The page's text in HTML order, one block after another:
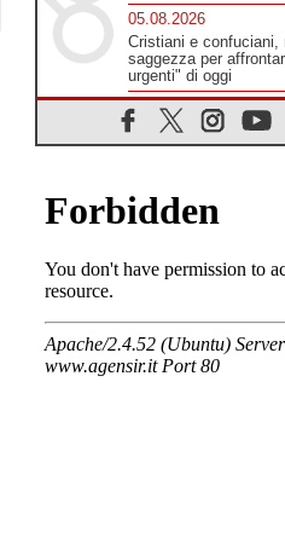
05.08.2026
Cristiani e confuciani,
saggezza per
urgenti" di oggi
05.08.2026
Santa Maria
la grazia di Dio
05.08.2026
I giovani attendono il
05.08.2026
"sentinelle vigili", è la
rendere credibili
05.08.2026